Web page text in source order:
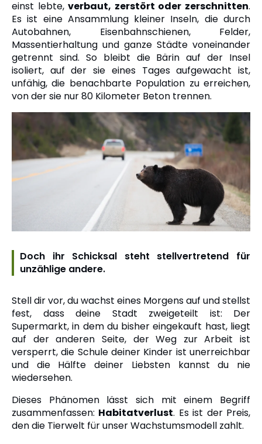
einst lebte,verbaut, zerstört oder zerschnitten.
Es ist eine Ansammlung kleiner Inseln, die durch
Autobahnen, Eisenbahnschienen, Felder,
Massentierhaltung und ganze Städte voneinander
getrennt sind. So bleibt die Bärin auf der Insel
isoliert, auf der sie eines Tages aufgewacht ist,
unfähig, die benachbarte Population zu erreichen,
von der sie nur 80 Kilometer Beton trennen.
Doch ihr Schicksal steht stellvertretend für
unzählige andere.
Stell dir vor, du wachst eines Morgens auf und stellst
fest, dass deine Stadt zweigeteilt ist: Der
Supermarkt, in dem du bisher eingekauft hast, liegt
auf der anderen Seite, der Weg zur Arbeit ist
versperrt, die Schule deiner Kinder ist unerreichbar
und die Hälfte deiner Liebsten kannst du nie
wiedersehen.
Dieses Phänomen lässt sich mit einem Begriff
zusammenfassen: Habitatverlust. Es ist der Preis,
den die Tierwelt für unser Wachstumsmodell zahlt.